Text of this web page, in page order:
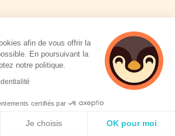
Tous droits réservés.
afin de vous offrir la
En poursuivant la
notre politique.
certifiés par
Je choisis OK pour moi
4 personnes
consultent
actuellement cette